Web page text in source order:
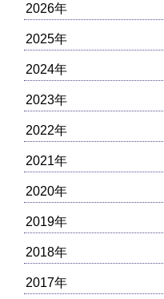
2026年
2025年
2024年
2023年
2022年
2021年
2020年
2019年
2018年
2017年